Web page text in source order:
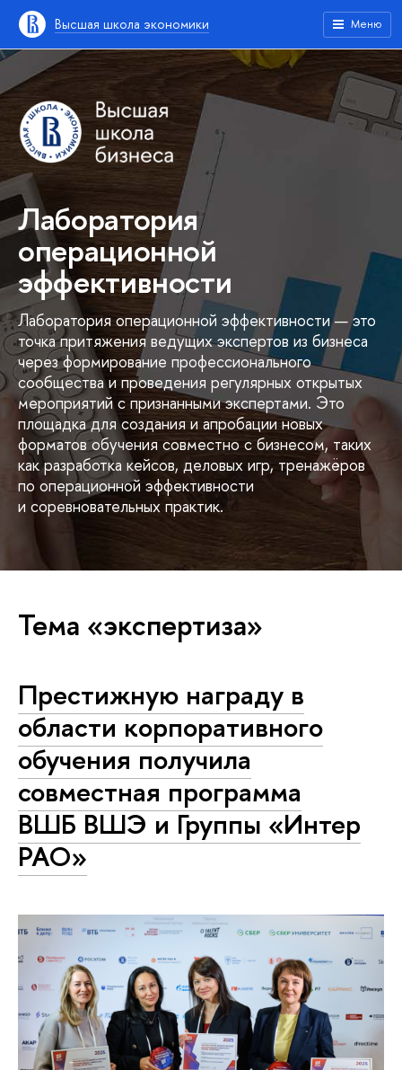
Высшая школа экономики Меню
Лаборатория
операционной
эффективности
Лаборатория операционной эффективности — это
точка притяжения ведущих экспертов из бизнеса
через формирование профессионального
сообщества и проведения регулярных открытых
мероприятий с признанными экспертами. Это
площадка для создания и апробации новых
форматов обучения совместно с бизнесом, таких
как разработка кейсов, деловых игр, тренажёров
по операционной эффективности
и соревновательных практик.
Тема «экспертиза»
Престижную награду в
области корпоративного
обучения получила
совместная программа
ВШБ ВШЭ и Группы «Интер
РАО»